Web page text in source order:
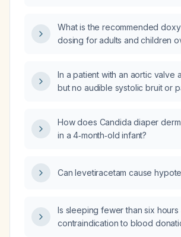
What is the recommended
dosing for adults and children
In a patient with an aortic valve
but no audible systolic bruit or
How does Candida diaper
in a 4‑month‑old infant?
Can levetiracetam cause
Is sleeping fewer than six hours
contraindication to blood